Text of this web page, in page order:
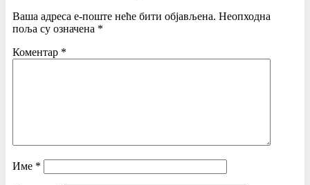
Ваша адреса е-поште неће бити објављена. Неопходна
поља су означена *
Коментар *
Име *